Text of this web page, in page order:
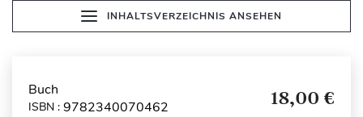
INHALTSVERZEICHNIS ANSEHEN
Buch
ISBN : 9782340070462 18,00 €